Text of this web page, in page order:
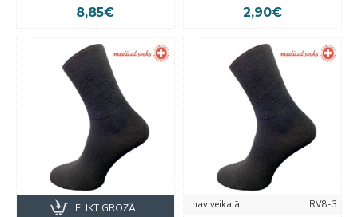
8,85€ 2,90€
IELIKT GROZĀ nav veikalā RV8-3